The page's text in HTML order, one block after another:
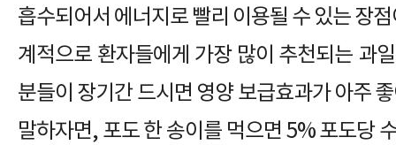
흡수되어서 에너지로 빨리 이용될 수 있는 장
계적으로 환자들에게 가장 많이 추천되는 과
분들이 장기간 드시면 영양 보급효과가 아주
말하자면, 포도 한 송이를 먹으면 5% 포도당